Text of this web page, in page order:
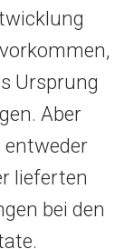
Ursprung
Aber
lieferten
bei den